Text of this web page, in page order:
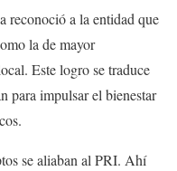
reconoció a la entidad que
la de mayor
Este logro se traduce
para impulsar el bienestar
se aliaban al PRI. Ahí